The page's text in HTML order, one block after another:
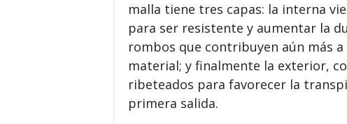
malla tiene tres capas: la interna
para ser resistente y aumentar la
rombos que contribuyen aún más
material; y finalmente la exterior,
ribeteados para favorecer la
primera salida.